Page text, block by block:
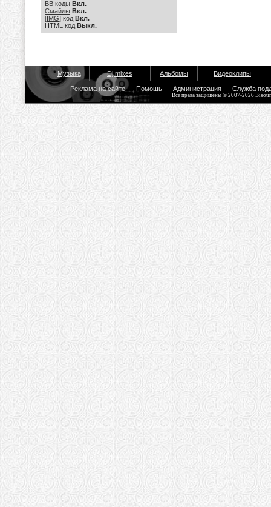
BB коды Вкл.
Смайлы Вкл.
[IMG] код Вкл.
HTML код Выкл.
Музыка Dj mixes Альбомы Видеоклипы
Реклама на сайте Помощь Администрация Служба
Все права защищены © 2007-2026